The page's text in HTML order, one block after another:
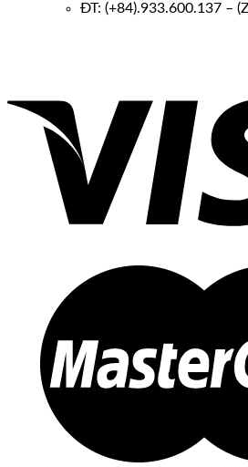
ĐT: (+84).933.600.137 –